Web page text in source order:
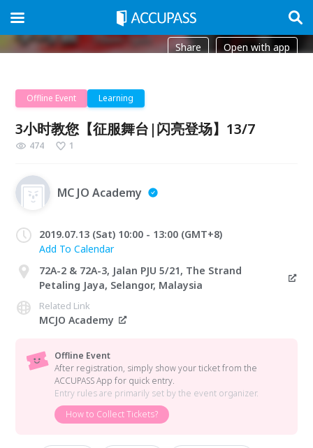
Share Open with app
Offline Event Learning
3小时教您【征服舞台|闪亮登场】13/7
474 1
MC JO Academy
2019.07.13 (Sat) 10:00 - 13:00 (GMT+8)
Add To Calendar
72A-2 & 72A-3, Jalan PJU 5/21, The Strand
Petaling Jaya, Selangor, Malaysia
Related Link
MCJO Academy
Offline Event
After registration, simply show your ticket from the
ACCUPASS App for quick entry.
Entry rules are primarily set by the event organizer.
How to Collect Tickets?